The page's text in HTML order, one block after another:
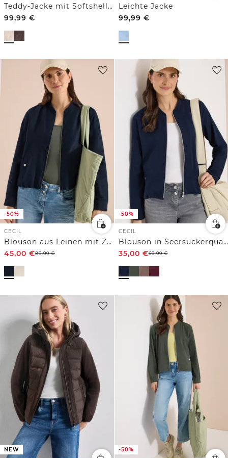
Teddy-Jacke mit Softshelldetails
99,99 €
Leichte Jacke
99,99 €
-50%
CECIL
Blouson aus Leinen mit Zipper
45,00 €89,99€
-50%
CECIL
Blouson in Seersuckerqualität mit Zipper
35,00 €69,99€
NEW -50%